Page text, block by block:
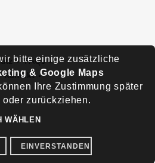
FAQs
Kontakt
bitte einige zusätzliche
& Google Maps
Ihre Zustimmung später
zurückziehen.
WÄHLEN
EINVERSTANDEN